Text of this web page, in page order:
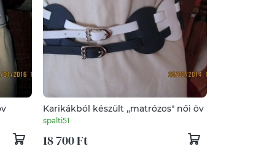
Karikákból készült ,,matrózos" női öv
spalti51
18 700 Ft